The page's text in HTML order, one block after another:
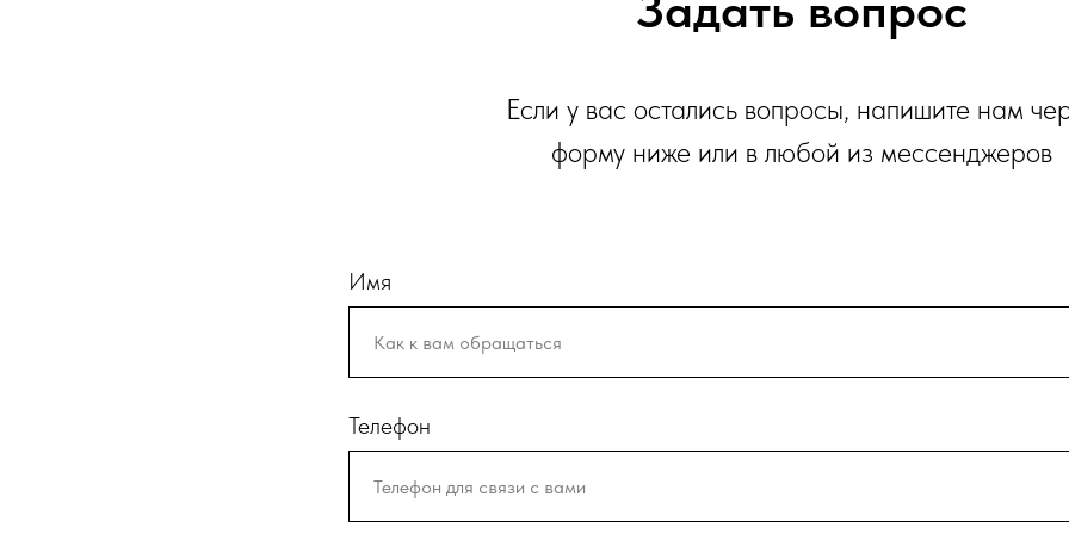
Если у вас остались вопросы, напишите нам
форму ниже или в любой из мессенджеров
Имя
Телефон